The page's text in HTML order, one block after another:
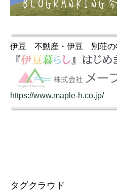
伊豆 不動産・伊豆 別荘の
https://www.maple-h.co.jp/
タグクラウド